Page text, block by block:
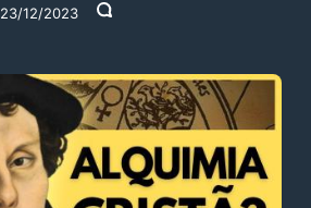
23/12/2023